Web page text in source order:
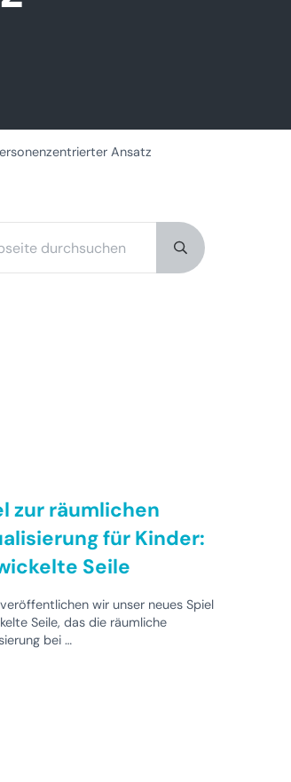
Ansatz
durchsuchen
Submit search
zur räumlichen
für Kinder:
Seile
wir unser neues Spiel
Seile, das die räumliche
bei …